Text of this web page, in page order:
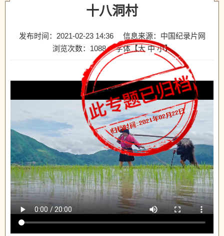
十八洞村
发布时间：2021-02-23 14:36
信息来源：中国纪录片网
浏览次数： 1088 字体【大 中 小】